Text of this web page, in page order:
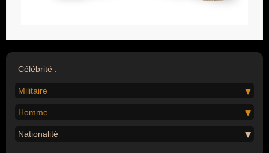
Célébrité :
Militaire
Homme
Nationalité